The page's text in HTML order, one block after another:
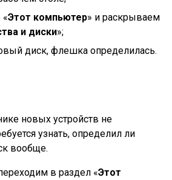
«Этот компьютер» и раскрываем
и диски»;
диск, флешка определилась.
новых устройств не
узнать, определил ли
вообще.
в раздел «Этот